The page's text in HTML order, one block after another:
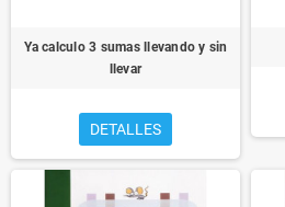
Ya calculo 3 sumas llevando y sin
llevar
DETALLES